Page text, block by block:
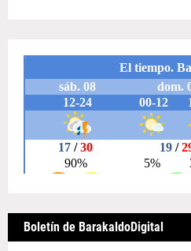
Boletín de BarakaldoDigital